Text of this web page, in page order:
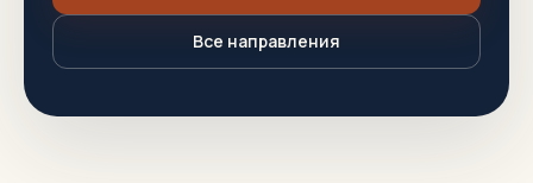
Все направления